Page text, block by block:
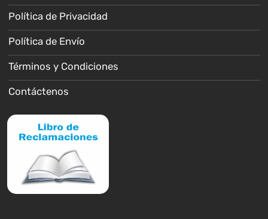
Política de Privacidad
Política de Envío
Términos y Condiciones
Contáctenos